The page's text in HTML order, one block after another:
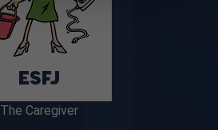
The Caregiver